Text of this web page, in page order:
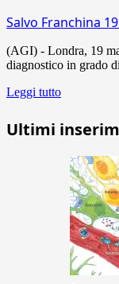
Salvo Franchina
(AGI) - Londra, 19
diagnostico in grado
Leggi tutto
Ultimi